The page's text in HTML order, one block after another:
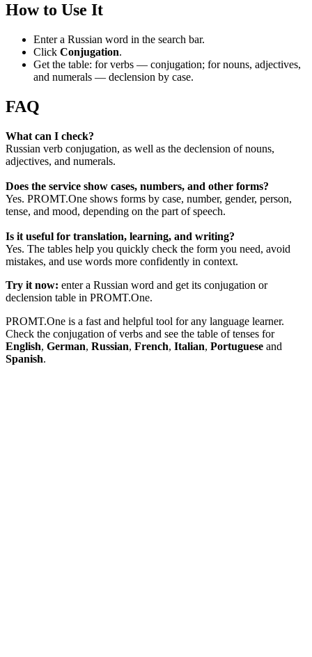
How to Use It
Enter a Russian word in the search bar.
Click Conjugation.
Get the table: for verbs — conjugation; for nouns, adjectives,
and numerals — declension by case.
FAQ
What can I check?
Russian verb conjugation, as well as the declension of nouns,
adjectives, and numerals.
Does the service show cases, numbers, and other forms?
Yes. PROMT.One shows forms by case, number, gender, person,
tense, and mood, depending on the part of speech.
Is it useful for translation, learning, and writing?
Yes. The tables help you quickly check the form you need, avoid
mistakes, and use words more confidently in context.
Try it now: enter a Russian word and get its conjugation or
declension table in PROMT.One.
PROMT.One is a fast and helpful tool for any language learner.
Check the conjugation of verbs and see the table of tenses for
English, German, Russian, French, Italian, Portuguese and
Spanish.